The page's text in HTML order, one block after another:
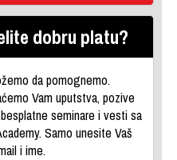
dobru platu?
da pomognemo.
Vam uputstva, pozive
seminare i vesti sa
Samo unesite Vaš
i ime.